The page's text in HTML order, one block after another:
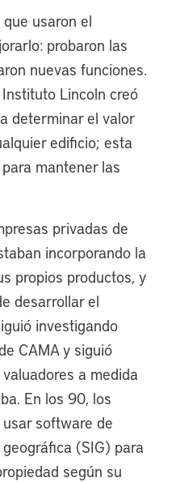
usaron el
probaron las
nuevas funciones.
Lincoln creó
determinar el valor
edificio; esta
mantener las
privadas de
incorporando la
propios productos, y
desarrollar el
investigando
CAMA y siguió
a medida
En los 90, los
software de
(SIG) para
según su